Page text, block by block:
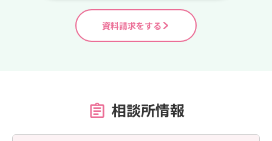
資料請求をする
相談所情報